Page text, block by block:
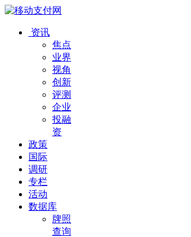
资讯
焦点
业界
视角
创新
评测
企业
投融
资
政策
国际
调研
专栏
活动
数据库
牌照
查询